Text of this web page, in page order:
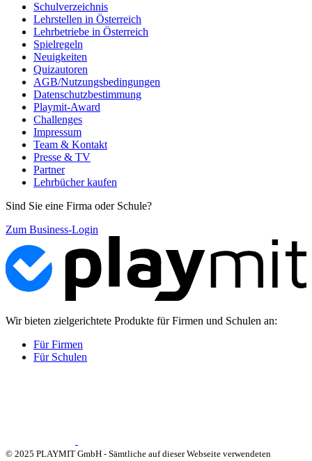
Schulverzeichnis
Lehrstellen in Österreich
Lehrbetriebe in Österreich
Spielregeln
Neuigkeiten
Quizautoren
AGB/Nutzungsbedingungen
Datenschutzbestimmung
Playmit-Award
Challenges
Impressum
Team & Kontakt
Presse & TV
Partner
Lehrbücher kaufen
Sind Sie eine Firma oder Schule?
Zum Business-Login
Wir bieten zielgerichtete Produkte für Firmen und Schulen an:
Für Firmen
Für Schulen
© 2025 PLAYMIT GmbH - Sämtliche auf dieser Webseite verwendeten